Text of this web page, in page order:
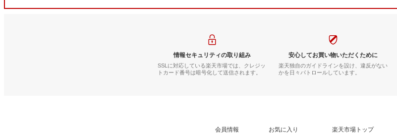
情報セキュリティの取り組み
SSLに対応している楽天市場では、クレジッ
トカード番号は暗号化して送信されます。
安心してお買い物いただくために
楽天独自のガイドラインを設け、違反がない
かを日々パトロールしています。
会員情報 お気に入り 楽天市場トップ